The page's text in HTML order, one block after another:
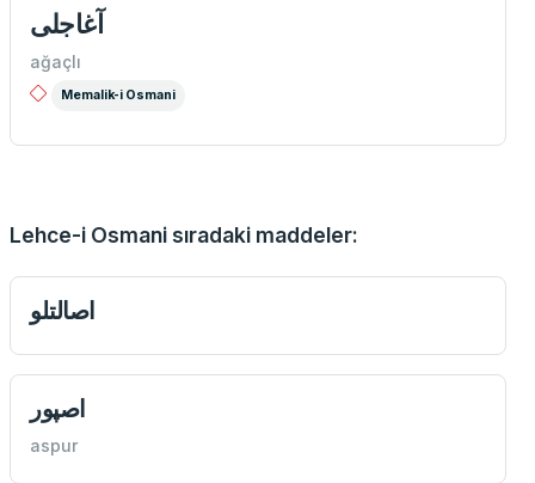
آغاجلی
ağaçlı
Memalik-i Osmani
Lehce-i Osmani sıradaki maddeler:
اصالتلو
اصپور
aspur